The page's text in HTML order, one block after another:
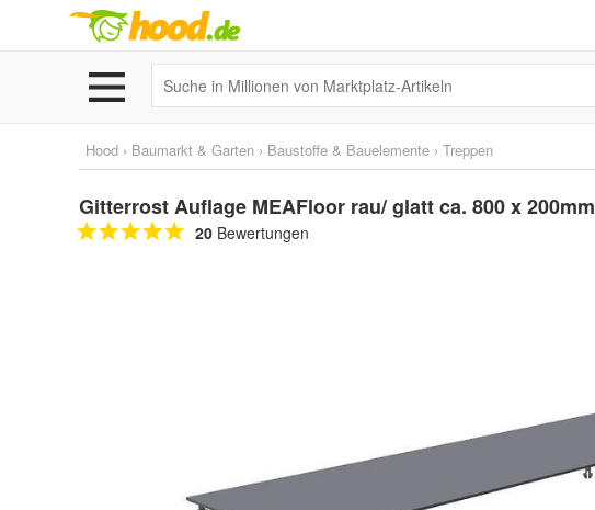
Hood › Baumarkt & Garten › Baustoffe & Bauelemente › Treppen
Gitterrost Auflage MEAFloor rau/ glatt ca. 800 x
20 Bewertungen